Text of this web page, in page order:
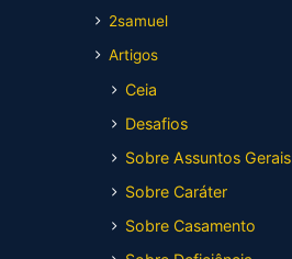
2samuel
Artigos
Ceia
Desafios
Sobre Assuntos Gerais
Sobre Caráter
Sobre Casamento